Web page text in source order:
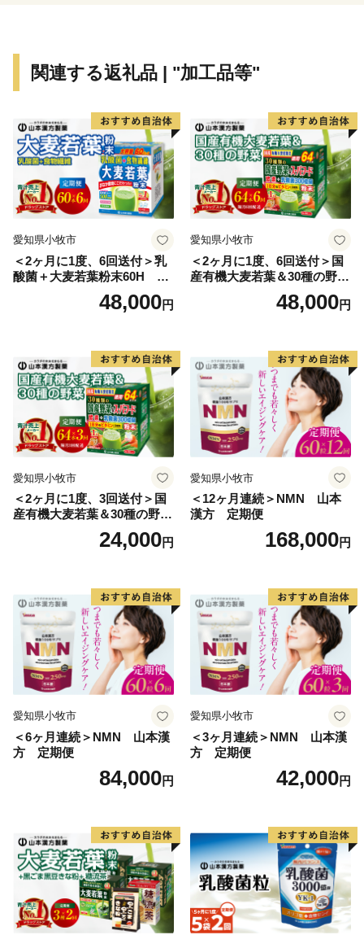
寄附金受領証明書・ワンストップ特例申請書類(要望さ
れた方のみ)につきましては、ご寄附をいただきました
後、３週間以内に返礼品とは別に郵送いたします。
ただし、ご寄附お申込み多数の際は1か月程度を要する
場合もございます。
※下記URLからも申請書をダウンロードできます。
https://furusato-madoguchi.jp/service/kami/
■キャンセル・変更について
寄附者の都合により返礼品がお届けできない場合、返礼
品の再送は致しません。
また、香美町民の方が香美町にふるさと納税を行われた
場合は、返礼品をお送りすることはできかねます。
予めご了承ください。
【重要】ヤマト運輸の荷物転送有料化のお知らせ
ヤマト運輸の規定変更により、2023年6月1日（木）以
降、お荷物の送り状に記載されたご住所以外にお届け先
から変更後のお届け先までに生じた配送料（定価・着払
い）を別途お支払いいただくことになりました。
生じた配送料につきましては、ご贈答用の場合でも受取
人様に着払いでご負担いただくことになりますので、お
届け先のご住所をご入力いただく際には十分にご注意い
ただいた上でお申込いただきますようよろしくお願い申
し上げます。
お申込み後に、配送先ご住所に誤りや変更がございまし
たら、早急に香美町ふるさと納税サポート室までご連絡
関連する返礼品 | "加工品等"
愛知県小牧市
＜2ヶ月に1度、6回送付＞乳
酸菌＋大麦若葉粉末60H 山
48,000円
愛知県小牧市
＜2ヶ月に1度、6回送付＞国
産有機大麦若葉＆30種の野
菜 山本漢方 定期便
48,000円
愛知県小牧市
＜2ヶ月に1度、3回送付＞国
産有機大麦若葉＆30種の野
菜 山本漢方 定期便
24,000円
愛知県小牧市
＜12ヶ月連続＞NMN 山本
漢方 定期便
168,000円
愛知県小牧市
＜6ヶ月連続＞NMN 山本漢
方 定期便
84,000円
愛知県小牧市
＜3ヶ月連続＞NMN 山本漢
方 定期便
42,000円